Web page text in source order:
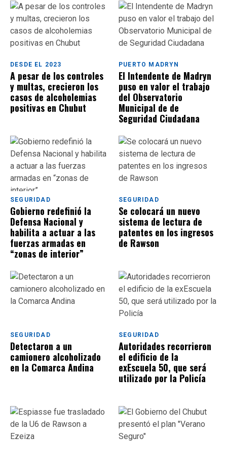
DESDE EL 2023
A pesar de los controles
y multas, crecieron los
casos de alcoholemias
positivas en Chubut
PUERTO MADRYN
El Intendente de Madryn
puso en valor el trabajo
del Observatorio
Municipal de de
Seguridad Ciudadana
SEGURIDAD
Gobierno redefinió la
Defensa Nacional y
habilita a actuar a las
fuerzas armadas en
“zonas de interior”
SEGURIDAD
Se colocará un nuevo
sistema de lectura de
patentes en los ingresos
de Rawson
SEGURIDAD
Detectaron a un
camionero alcoholizado
en la Comarca Andina
SEGURIDAD
Autoridades recorrieron
el edificio de la
exEscuela 50, que será
utilizado por la Policía